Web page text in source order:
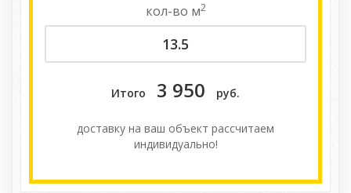
кол-во м2
Итого 3 950 руб.
доставку на ваш объект расcчитаем
индивидуально!